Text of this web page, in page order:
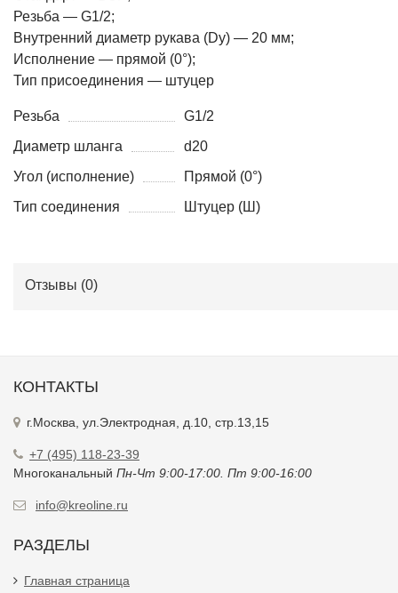
Резьба — G1/2;
Внутренний диаметр рукава (Dy) — 20 мм;
Исполнение — прямой (0°);
Тип присоединения — штуцер
Резьба
G1/2
Диаметр шланга
d20
Угол (исполнение)
Прямой (0°)
Тип соединения
Штуцер (Ш)
Отзывы (0)
КОНТАКТЫ
г.Москва, ул.Электродная, д.10, стр.13,15
+7 (495) 118-23-39
Многоканальный Пн-Чт 9:00-17:00. Пт 9:00-16:00
info@kreoline.ru
РАЗДЕЛЫ
Главная страница